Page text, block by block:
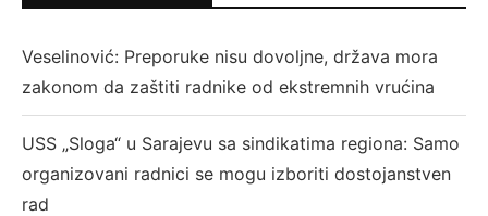
Veselinović: Preporuke nisu dovoljne, država mora
zakonom da zaštiti radnike od ekstremnih vrućina
USS „Sloga“ u Sarajevu sa sindikatima regiona: Samo
organizovani radnici se mogu izboriti dostojanstven
rad